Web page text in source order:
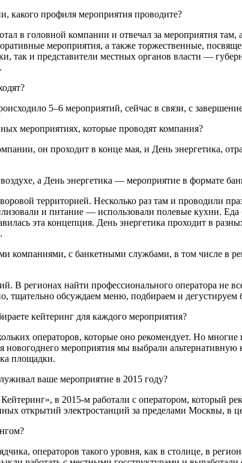
какого профиля мероприятия проводите?
в головной компании и отвечал за мероприятия
мероприятия, а также торжественные,
так и представители местных органов власти —
5–6 мероприятий, сейчас в связи, с
мероприятиях, которые проводят компания?
он проходит в конце мая, и День энергетика,
а День энергетика — мероприятие в формате
территорией. Несколько раз там и проводили
и питание — использовали полевые кухни.
эта концепция. День энергетика проходит в
компаниями, с банкетными службами, в том числе в
В регионах найти профессионального оператора не
тщательно обсуждаем меню, подбираем и дегустируем
кейтеринг для каждого мероприятия?
операторов, которые оно рекомендует. Но
новогоднего мероприятия мы выбрали
пло­щадки.
ваше мероприятие в 2015 году?
в 2015-м работали с оператором, который
открытий электростанций за пределами Москвы, в
операторов такого уровня, как в столице, в